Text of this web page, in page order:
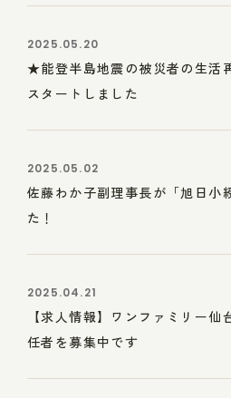
2025.05.20
★能登半島地震の被災者の生活
スタートしました
2025.05.02
佐藤わか子副理事長が「旭日小
た！
2025.04.21
【求人情報】ワンファミリー
任者を募集中です